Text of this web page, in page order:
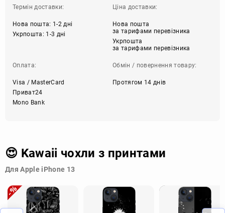
Термін доставки:
Нова пошта: 1-2 дні
Укрпошта: 1-3 дні
Ціна доставки:
Нова пошта
за тарифами перевізника
Укрпошта
за тарифами перевізника
Оплата:
Visa / MasterCard
Приват24
Mono Bank
Обмін / повернення товару:
Протягом 14 днів
😍 Kawaii чохли з принтами
Для Apple iPhone 13